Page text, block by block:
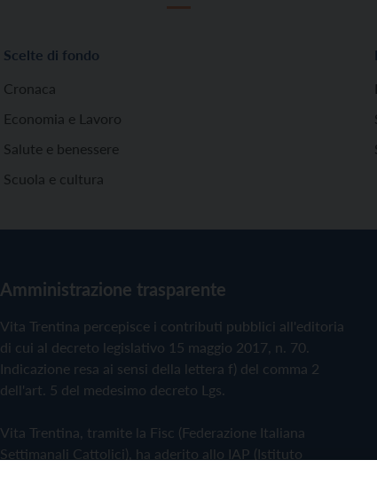
Scelte di fondo
Cronaca
Economia e Lavoro
Salute e benessere
Scuola e cultura
Amministrazione trasparente
Vita Trentina percepisce i contributi pubblici all'editoria
di cui al decreto legislativo 15 maggio 2017, n. 70.
Indicazione resa ai sensi della lettera f) del comma 2
dell'art. 5 del medesimo decreto Lgs.
Vita Trentina, tramite la Fisc (Federazione Italiana
Settimanali Cattolici), ha aderito allo IAP (Istituto